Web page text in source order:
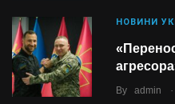
НОВИНИ
By admin .